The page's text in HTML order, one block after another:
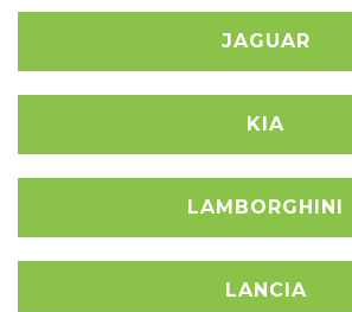
JAGUAR
KIA
LAMBORGHINI
LANCIA